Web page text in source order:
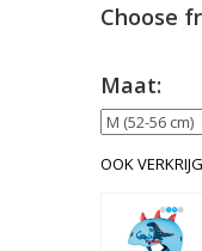
Choose
Maat:
OOK